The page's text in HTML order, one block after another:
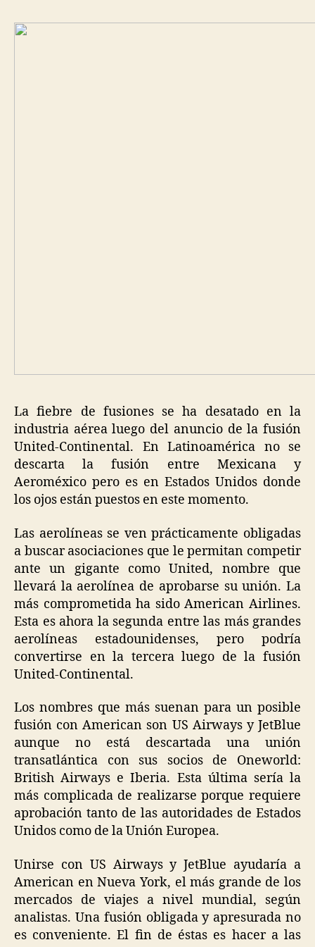
La fiebre de fusiones se ha desatado en la
industria aérea luego del anuncio de la fusión
United-Continental. En Latinoamérica no se
descarta la fusión entre Mexicana y
Aeroméxico pero es en Estados Unidos donde
los ojos están puestos en este momento.
Las aerolíneas se ven prácticamente obligadas
a buscar asociaciones que le permitan competir
ante un gigante como United, nombre que
llevará la aerolínea de aprobarse su unión. La
más comprometida ha sido American Airlines.
Esta es ahora la segunda entre las más grandes
aerolíneas estadounidenses, pero podría
convertirse en la tercera luego de la fusión
United-Continental.
Los nombres que más suenan para un posible
fusión con American son US Airways y JetBlue
aunque no está descartada una unión
transatlántica con sus socios de Oneworld:
British Airways e Iberia. Esta última sería la
más complicada de realizarse porque requiere
aprobación tanto de las autoridades de Estados
Unidos como de la Unión Europea.
Unirse con US Airways y JetBlue ayudaría a
American en Nueva York, el más grande de los
mercados de viajes a nivel mundial, según
analistas. Una fusión obligada y apresurada no
es conveniente. El fin de éstas es hacer a las